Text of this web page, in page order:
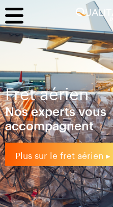
Fret aérien
Nos experts vous
accompagnent
Plus sur le fret aérien ▸